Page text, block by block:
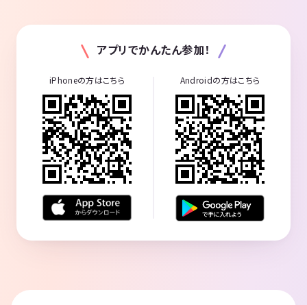
アプリでかんたん参加！
iPhoneの方はこちら Androidの方はこちら